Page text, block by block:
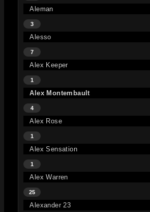
Aleman
3
Alesso
7
Alex Keeper
1
Alex Montembault
4
Alex Rose
1
Alex Sensation
1
Alex Warren
25
Alexander 23